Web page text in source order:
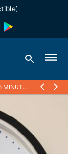
04